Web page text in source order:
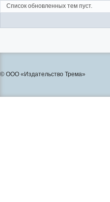
Список обновленных тем пуст.
© ООО «Издательство Трема»